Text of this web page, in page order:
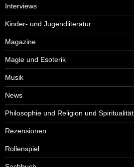
Interviews
Kinder- und Jugendliteratur
Magazine
Magie und Esoterik
Musik
News
Philosophie und Religion und Spiritualität
Rezensionen
Rollenspiel